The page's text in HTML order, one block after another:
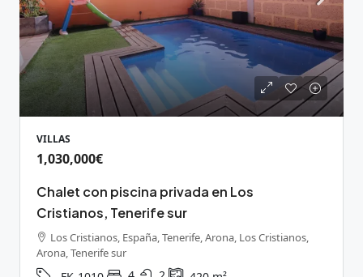
VILLAS
1,030,000€
Chalet con piscina privada en Los
Cristianos, Tenerife sur
Los Cristianos, España, Tenerife, Arona, Los Cristianos,
Arona, Tenerife sur